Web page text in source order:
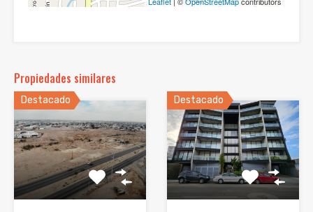
Propiedades similares
Destacado Destacado